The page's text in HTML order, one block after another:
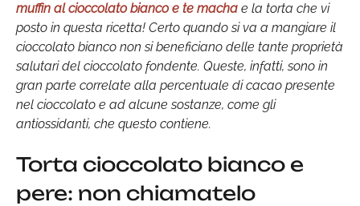
muffin al cioccolato bianco e te macha e la torta che vi
posto in questa ricetta! Certo quando si va a mangiare il
cioccolato bianco non si beneficiano delle tante proprietà
salutari del cioccolato fondente. Queste, infatti, sono in
gran parte correlate alla percentuale di cacao presente
nel cioccolato e ad alcune sostanze, come gli
antiossidanti, che questo contiene.
Torta cioccolato bianco e
pere: non chiamatelo